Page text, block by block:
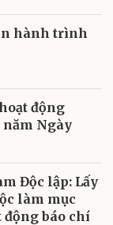
hành trình
động
Ngày
Độc lập: Lấy
làm mục
động báo chí